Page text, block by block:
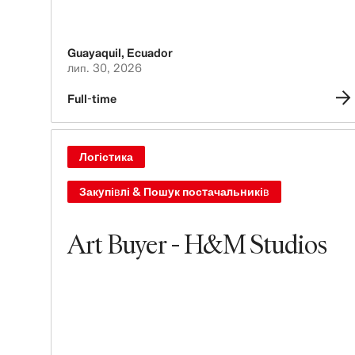
Guayaquil, Ecuador
лип. 30, 2026
Full-time
Art Buyer - H&M Studios
Логістика
Закупівлі & Пошук постачальників